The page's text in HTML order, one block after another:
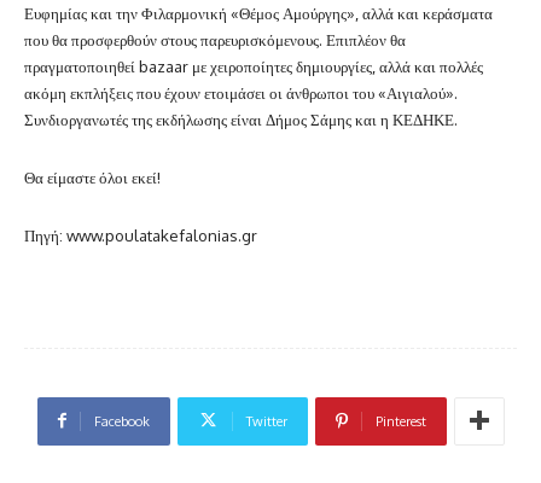
Ευφημίας και την Φιλαρμονική «Θέμος Αμούργης», αλλά και κεράσματα
που θα προσφερθούν στους παρευρισκόμενους. Επιπλέον θα
πραγματοποιηθεί bazaar με χειροποίητες δημιουργίες, αλλά και πολλές
ακόμη εκπλήξεις που έχουν ετοιμάσει οι άνθρωποι του «Αιγιαλού».
Συνδιοργανωτές της εκδήλωσης είναι Δήμος Σάμης και η ΚΕΔΗΚΕ.
Θα είμαστε όλοι εκεί!
Πηγή: www.poulatakefalonias.gr
Facebook Twitter Pinterest